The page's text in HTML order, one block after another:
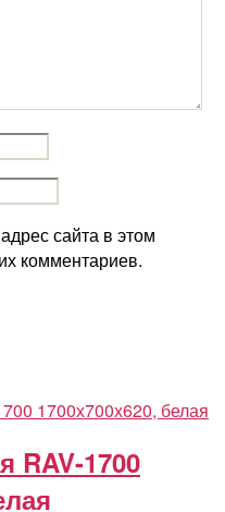
сайта в этом
комментариев.
RAV-1700